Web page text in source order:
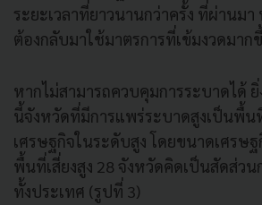
ระยะเวลาที่ยาวนานกว่าครั้ง ที่ผ่านม
ต้องกลับมาใช้มาตรการที่เข้มงวดมาก
หากไม่สามารถควบคุมการระบาดได้
นี้จังหวัดที่มีการแพร่ระบาดสูงเป็นพื้น
เศรษฐกิจในระดับสูง โดยขนาดเศรษ
พื้นที่เสี่ยงสูง 28 จังหวัดคิดเป็นสัดส่วน
ทั้งประเทศ (รูปที่ 3)